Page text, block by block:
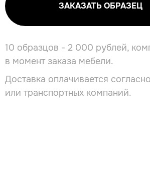
ЗАКАЗАТЬ ОБРАЗЕЦ
10 образцов - 2 000 рублей,
в момент заказа мебели.
Доставка оплачивается
или транспортных компаний.